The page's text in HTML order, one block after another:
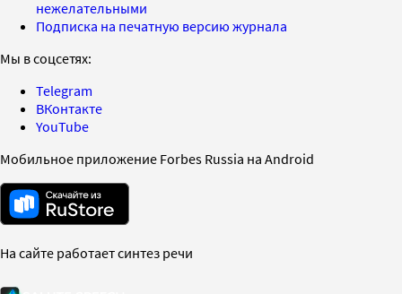
нежелательными
Подписка на печатную версию журнала
Мы в соцсетях:
Telegram
ВКонтакте
YouTube
Мобильное приложение Forbes Russia на Android
На сайте работает синтез речи